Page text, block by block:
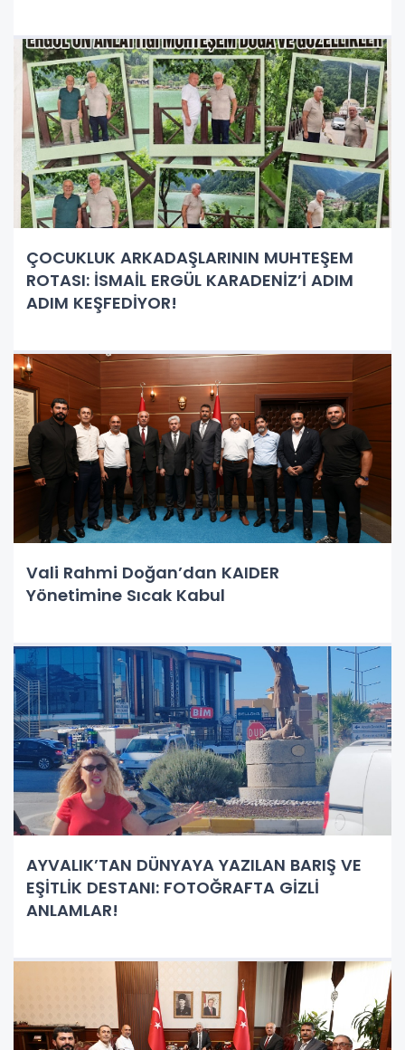
ÇOCUKLUK ARKADAŞLARININ MUHTEŞEM
ROTASI: İSMAİL ERGÜL KARADENİZ’İ ADIM
ADIM KEŞFEDİYOR!
Vali Rahmi Doğan’dan KAIDER
Yönetimine Sıcak Kabul
AYVALIK’TAN DÜNYAYA YAZILAN BARIŞ VE
EŞİTLİK DESTANI: FOTOĞRAFTA GİZLİ
ANLAMLAR!